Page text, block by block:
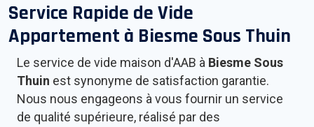
Service Rapide de Vide
Appartement à Biesme Sous Thuin
Le service de vide maison d'AAB à Biesme Sous
Thuin est synonyme de satisfaction garantie.
Nous nous engageons à vous fournir un service
de qualité supérieure, réalisé par des